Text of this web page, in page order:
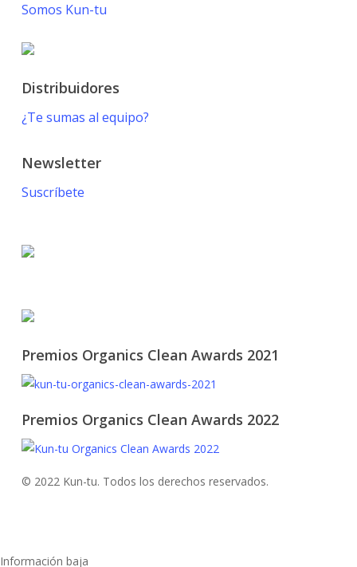
Somos Kun-tu
Distribuidores
¿Te sumas al equipo?
Newsletter
Suscríbete
Premios Organics Clean Awards 2021
Premios Organics Clean Awards 2022
© 2022 Kun-tu. Todos los derechos reservados.
Información baja